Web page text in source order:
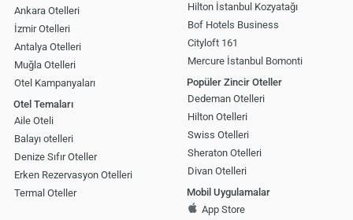
Ankara Otelleri
İzmir Otelleri
Antalya Otelleri
Muğla Otelleri
Otel Kampanyaları
Otel Temaları
Aile Oteli
Balayı otelleri
Denize Sıfır Oteller
Erken Rezervasyon Otelleri
Termal Oteller
Hilton İstanbul Kozyatağı
Bof Hotels Business
Cityloft 161
Mercure İstanbul Bomonti
Popüler Zincir Oteller
Dedeman Otelleri
Hilton Otelleri
Swiss Otelleri
Sheraton Otelleri
Divan Otelleri
Mobil Uygulamalar
App Store